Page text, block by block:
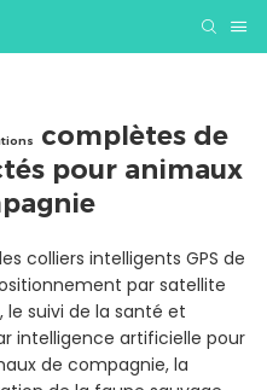
complètes de
pour animaux
colliers intelligents GPS de
par satellite
suivi de la santé et
intelligence artificielle pour
de compagnie, la